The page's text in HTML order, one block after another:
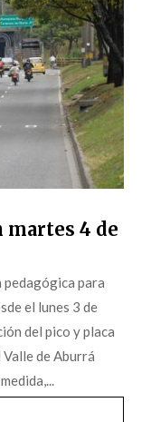
martes 4 de
pedagógica para
el lunes 3 de
del pico y placa
de Aburrá